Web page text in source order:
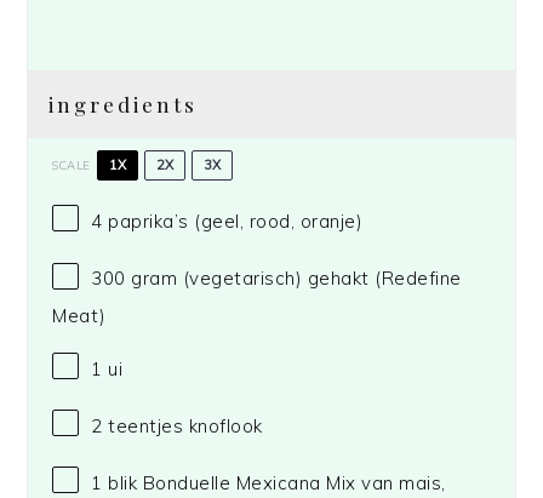
ingredients
SCALE 1X 2X 3X
4 paprika’s (geel, rood, oranje)
300 gram (vegetarisch) gehakt (Redefine
Meat)
1 ui
2 teentjes knoflook
1 blik Bonduelle Mexicana Mix van mais,